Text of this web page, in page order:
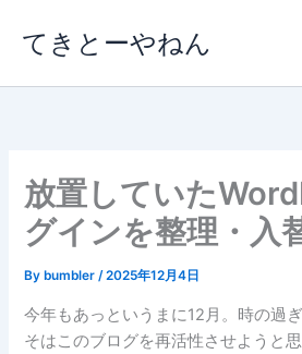
ス
てきとーやねん
放置していた
グインを整理・入
By bumbler/2025年12月4日
今年もあっというまに12月。時の過
そはこのブログを再活性させようと思